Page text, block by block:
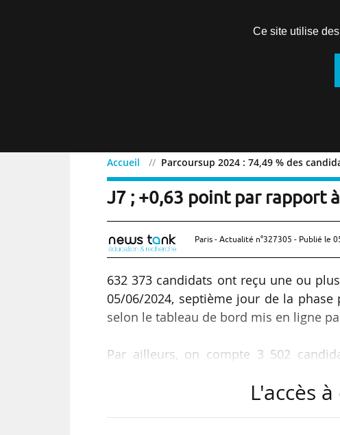
Accueil Parcoursup 2024 : 74,49 % des
Parcoursup 2024 : 74,49 %
J7 ; +0,63 point par rapport
Paris - Actualité n°327305 - Publié le
632 373 candidats ont reçu une ou
05/06/2024, septième jour de la phase
selon le tableau de bord mis en ligne
Par ailleurs, on compte 3 502
plateforme sans avoir reçu deL'accès
Ce site utilise